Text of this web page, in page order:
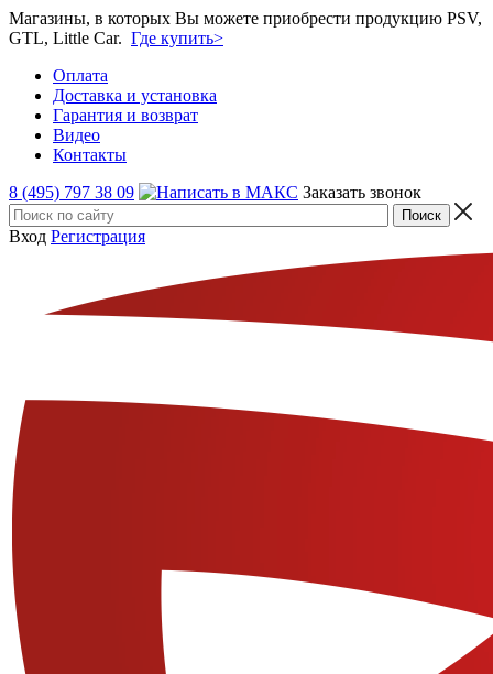
Магазины, в которых Вы можете приобрести продукцию PSV,
GTL, Little Car. Где купить>
Оплата
Доставка и установка
Гарантия и возврат
Видео
Контакты
8 (495) 797 38 09
Заказать звонок
Вход Регистрация